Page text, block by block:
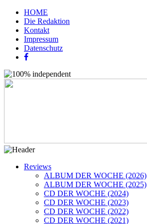
HOME
Die Redaktion
Kontakt
Impressum
Datenschutz
Reviews
ALBUM DER WOCHE (2026)
ALBUM DER WOCHE (2025)
CD DER WOCHE (2024)
CD DER WOCHE (2023)
CD DER WOCHE (2022)
CD DER WOCHE (2021)